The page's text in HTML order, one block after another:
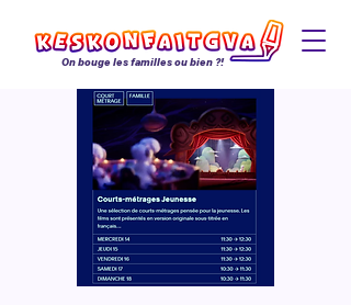
On bouge les familles ou bien ?!